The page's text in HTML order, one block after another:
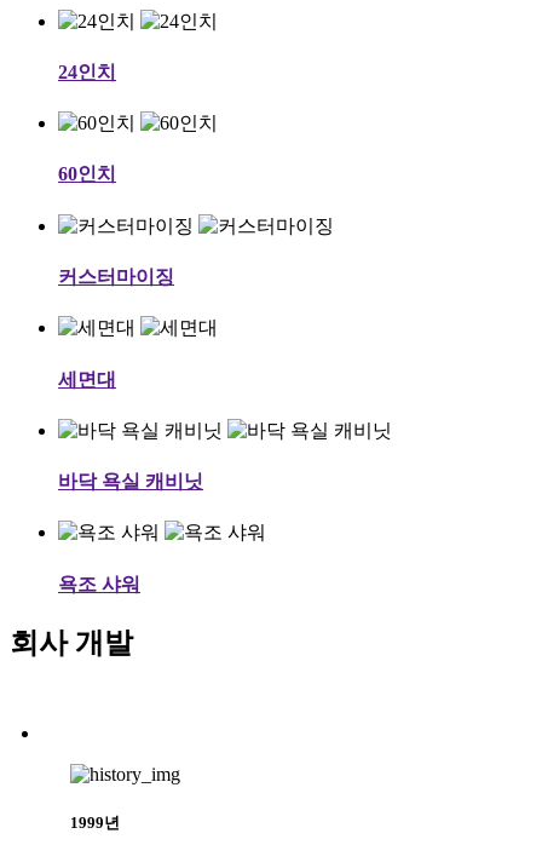
24인치
60인치
커스터마이징
세면대
바닥 욕실 캐비닛
욕조 샤워
회사 개발
1999년